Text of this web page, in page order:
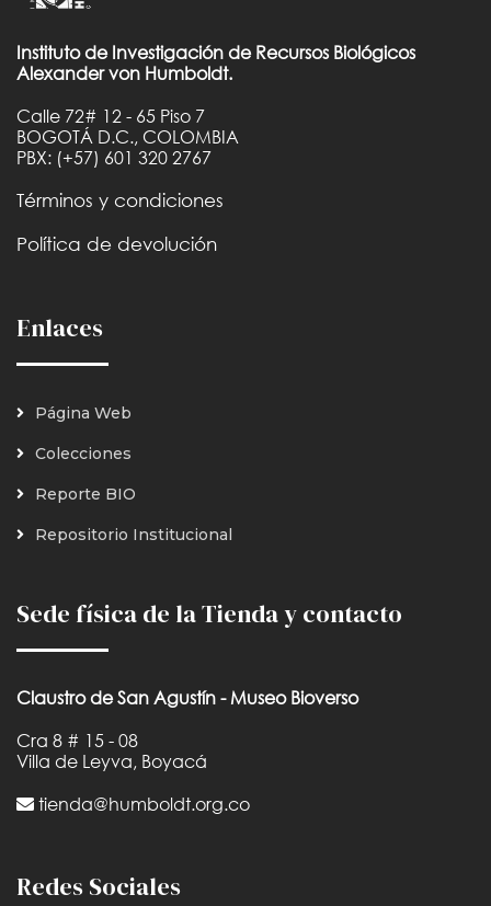
Instituto de Investigación de Recursos Biológicos
Alexander von Humboldt.
Calle 72# 12 - 65 Piso 7
BOGOTÁ D.C., COLOMBIA
PBX: (+57) 601 320 2767
Términos y condiciones
Política de devolución
Enlaces
Página Web
Colecciones
Reporte BIO
Repositorio Institucional
Sede física de la Tienda y contacto
Claustro de San Agustín - Museo Bioverso
Cra 8 # 15 - 08
Villa de Leyva, Boyacá
tienda@humboldt.org.co
Redes Sociales